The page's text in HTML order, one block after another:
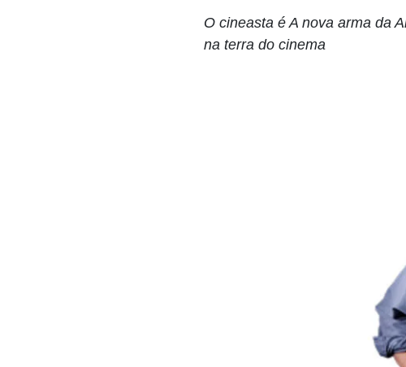
O cineasta é A nova arma da
na terra do cinema